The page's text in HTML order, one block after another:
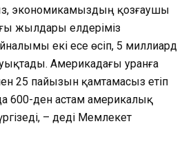
экономикамыздың қозғаушы
жылдары елдеріміз
екі есе өсіп, 5 миллиард
Америкадағы уранға
25 пайызын қамтамасыз етіп
600-ден астам америкалық
– деді Мемлекет